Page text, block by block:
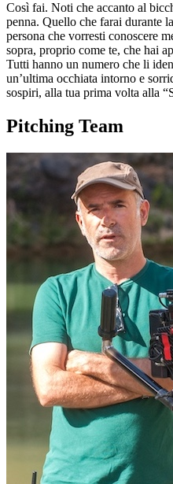
Così fai. Noti che accanto al
penna. Quello che farai durante
persona che vorresti conoscere
sopra, proprio come te, che hai
Tutti hanno un numero che li
un’ultima occhiata intorno e
sospiri, alla tua prima volta alla
Pitching Team